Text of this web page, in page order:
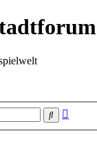
Suche